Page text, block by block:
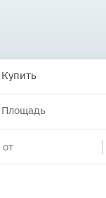
Купить
Площадь